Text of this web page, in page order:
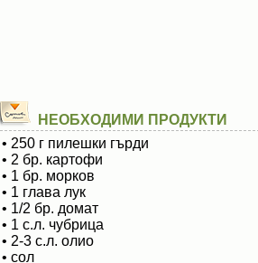
НЕОБХОДИМИ ПРОДУКТИ
• 250 г пилешки гърди
• 2 бр. картофи
• 1 бр. морков
• 1 глава лук
• 1/2 бр. домат
• 1 с.л. чубрица
• 2-3 с.л. олио
• сол